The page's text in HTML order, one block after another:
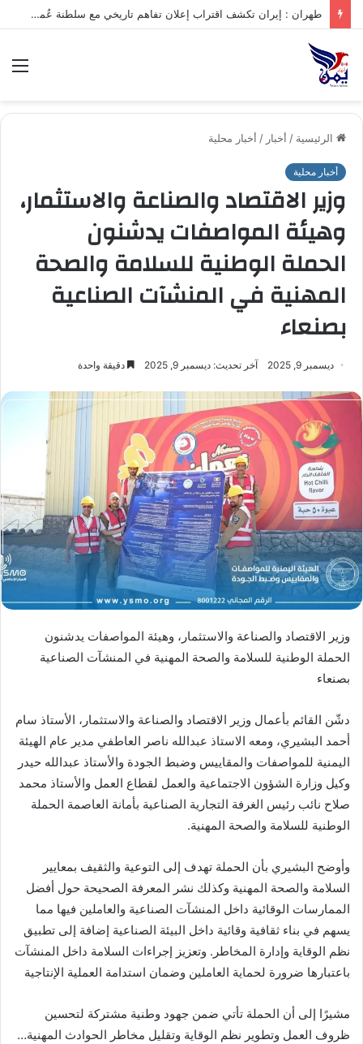
طهران : إيران تكشف اقتراب إعلان تفاهم تاريخي مع سلطنة عُمان بشأن تنظيم الملاحة في مضيق هرمز
الرئيسية / أخبار / أخبار محلية
أخبار محلية
وزير الاقتصاد والصناعة والاستثمار،
وهيئة المواصفات يدشنون
الحملة الوطنية للسلامة والصحة
المهنية في المنشآت الصناعية
بصنعاء
ديسمبر 9, 2025 آخر تحديث: ديسمبر 9, 2025 دقيقة واحدة
وزير الاقتصاد والصناعة والاستثمار، وهيئة المواصفات يدشنون
الحملة الوطنية للسلامة والصحة المهنية في المنشآت الصناعية
بصنعاء
دشّن القائم بأعمال وزير الاقتصاد والصناعة والاستثمار، الأستاذ سام
أحمد البشيري، ومعه الاستاذ عبدالله ناصر العاطفي مدير عام الهيئة
اليمنية للمواصفات والمقاييس وضبط الجودة والأستاذ عبدالله حيدر
وكيل وزارة الشؤون الاجتماعية والعمل لقطاع العمل والأستاذ محمد
صلاح نائب رئيس الغرفة التجارية الصناعية بأمانة العاصمة الحملة
الوطنية للسلامة والصحة المهنية.
وأوضح البشيري بأن الحملة تهدف إلى التوعية والثقيف بمعايير
السلامة والصحة المهنية وكذلك نشر المعرفة الصحيحة حول أفضل
الممارسات الوقائية داخل المنشآت الصناعية والعاملين فيها مما
يسهم في بناء ثقافية وقائية داخل البيئة الصناعية إضافة إلى تطبيق
نظم الوقاية وإدارة المخاطر. وتعزيز إجراءات السلامة داخل المنشآت
باعتبارها ضرورة لحماية العاملين وضمان استدامة العملية الإنتاجية
مشيرًا إلى أن الحملة تأتي ضمن جهود وطنية مشتركة لتحسين
ظروف العمل وتطوير نظم الوقاية وتقليل مخاطر الحوادث المهنية…